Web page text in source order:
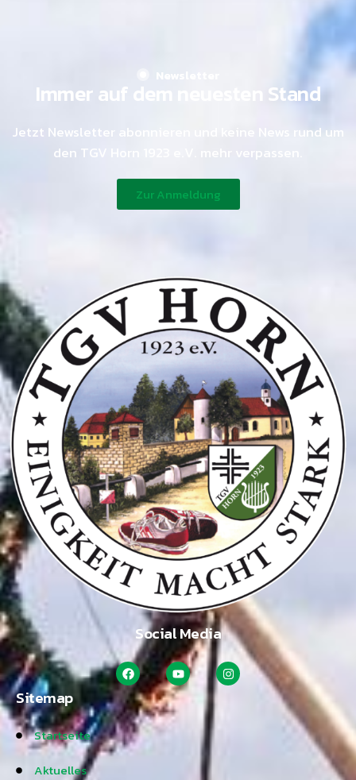
Newsletter
Immer auf dem neuesten Stand
Jetzt Newsletter abonnieren und keine News rund um
den TGV Horn 1923 e.V. mehr verpassen.
Zur Anmeldung
Social Media
Sitemap
Startseite
Aktuelles